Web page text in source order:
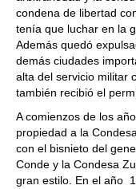
condena de libertad
tenía que luchar en la
Además quedó
demás ciudades
alta del servicio militar
también recibió el
A comienzos de los
propiedad a la
con el bisnieto del
Conde y la Condesa
gran estilo. En el año